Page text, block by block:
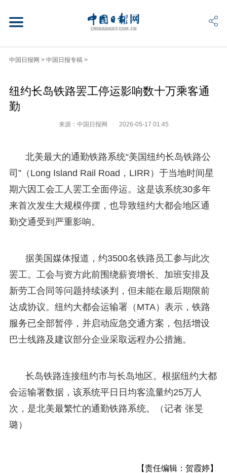
中国日报网 > 中国日报专稿 >
纽约长岛铁路罢工停运影响数十万乘客通
勤
来源：中国日报网 2026-05-17 01:45
北美最大的通勤铁路系统“美国纽约长岛铁路公
司”（Long Island Rail Road，LIRR）于当地时间星
期六因工会工人罢工全面停运。这是该系统30多年
来首次发生大规模停摆，也导致纽约大都会地区通
勤交通受到严重影响。
据美国媒体报道，约3500名铁路员工参与此次
罢工。工会与资方此前围绕薪资增长、加班安排及
新劳工合同等问题持续谈判，但未能在最后期限前
达成协议。纽约大都会运输署（MTA）表示，铁路
服务已全部暂停，并启动应急交通方案，包括增设
巴士线路及建议部分企业采取远程办公措施。
长岛铁路连接纽约市与长岛地区。根据纽约大都
会运输署数据，该系统平日日均客流量约25万人
次，是北美最繁忙的通勤铁路系统。（记者 张旻
璐）
【责任编辑：贺霞婷】